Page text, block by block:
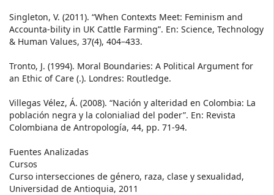
Singleton, V. (2011). “When Contexts Meet: Feminism and
Accounta-bility in UK Cattle Farming”. En: Science, Technology
& Human Values, 37(4), 404–433.
Tronto, J. (1994). Moral Boundaries: A Political Argument for
an Ethic of Care (.). Londres: Routledge.
Villegas Vélez, Á. (2008). “Nación y alteridad en Colombia: La
población negra y la colonialiad del poder”. En: Revista
Colombiana de Antropología, 44, pp. 71-94.
Fuentes Analizadas
Cursos
Curso intersecciones de género, raza, clase y sexualidad,
Universidad de Antioquia, 2011